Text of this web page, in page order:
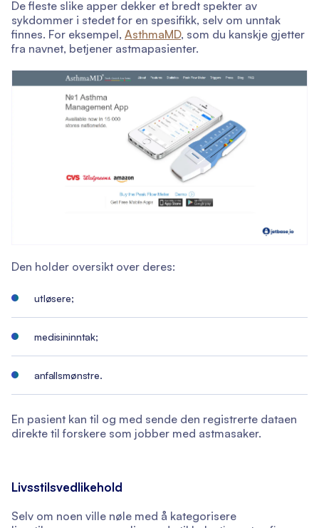
De fleste slike apper dekker et bredt spekter av
sykdommer i stedet for en spesifikk, selv om unntak
finnes. For eksempel, AsthmaMD, som du kanskje gjetter
fra navnet, betjener astmapasienter.
Den holder oversikt over deres:
utløsere;
medisininntak;
anfallsmønstre.
En pasient kan til og med sende den registrerte dataen
direkte til forskere som jobber med astmasaker.
Livsstilsvedlikehold
Selv om noen ville nøle med å kategorisere